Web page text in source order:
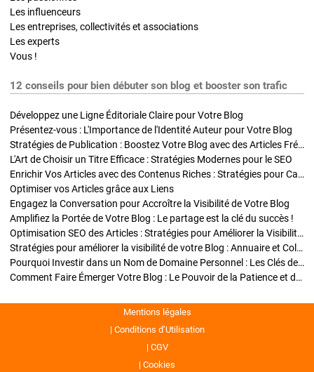
Les influenceurs
Les entreprises, collectivités et associations
Les experts
Vous !
12 conseils pour bien débuter son blog et booster son trafic
Développez une Ligne Éditoriale Claire pour Votre Blog
Présentez-vous : L'Importance de l'Identité Auteur pour Votre Blog
Stratégies de Publication : Boostez Votre Blog avec des Articles Fréquents et Exclusifs
L'Art de Choisir un Titre Efficace : Stratégies Modernes pour le SEO
Enrichir Vos Articles avec des Contenus Riches : Stratégies pour Captiver et Optimiser
Optimiser vos Articles grâce aux Liens
Engagez la Conversation pour Accroître la Visibilité de Votre Blog
Amplifiez la Portée de Votre Blog : Le partage est la clé du succès !
Optimisation SEO des Articles : Stratégies pour Améliorer la Visibilité de Votre Blog
Stratégies pour améliorer la visibilité de votre Blog : Annuaire et Collaborations
Pourquoi Investir dans un Nom de Domaine Personnel : Les Clés de la Réussite de Votre Blog
Comment Faire Émerger Votre Blog : Le Pouvoir de la Patience et de la Persévérance
Mentions légales
Conditions d’Utilisation
CGV
Cookies